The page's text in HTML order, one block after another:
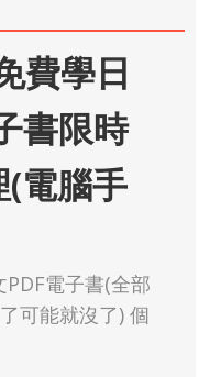
費學日
書限時
電腦手